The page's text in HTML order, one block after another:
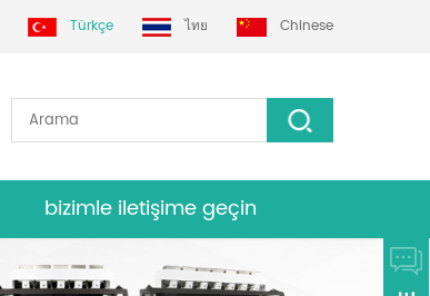
Türkçe ไทย Chinese
bizimle iletişime geçin